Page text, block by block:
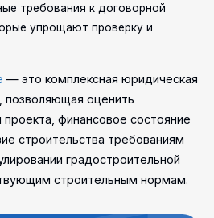
требования к договорной
упрощают проверку и
— это комплексная юридическая
позволяющая оценить
проекта, финансовое состояние
строительства требованиям
градостроительной
строительным нормам.